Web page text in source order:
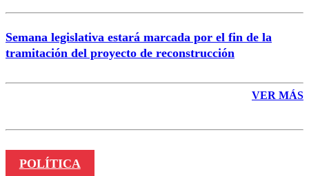
Semana legislativa estará marcada por el fin de la
tramitación del proyecto de reconstrucción
VER MÁS
POLÍTICA